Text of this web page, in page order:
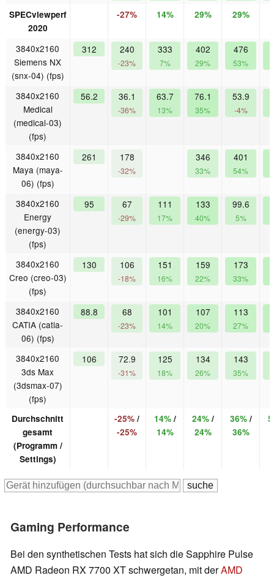
SPECviewperf
2020
-27% 14% 29% 29%
3840x2160
Siemens NX
(snx-04) (fps)
312 240
-23%
333
7%
402
29%
476
53%
3840x2160
Medical
(medical-03)
(fps)
56.2 36.1
-36%
63.7
13%
76.1
35%
53.9
-4%
3840x2160
Maya (maya-
06) (fps)
261 178
-32%
346
33%
401
54%
3840x2160
Energy
(energy-03)
(fps)
95 67
-29%
111
17%
133
40%
99.6
5%
3840x2160
Creo (creo-03)
(fps)
130 106
-18%
151
16%
159
22%
173
33%
3840x2160
CATIA (catia-
06) (fps)
88.8 68
-23%
101
14%
107
20%
113
27%
3840x2160
3ds Max
(3dsmax-07)
(fps)
106 72.9
-31%
125
18%
134
26%
143
35%
Durchschnitt
gesamt
(Programm /
Settings)
-25% /
-25%
14%/
14%
24%/
24%
36%/
36%
Gaming Performance
Bei den synthetischen Tests hat sich die Sapphire Pulse
AMD Radeon RX 7700 XT schwergetan, mit derAMD